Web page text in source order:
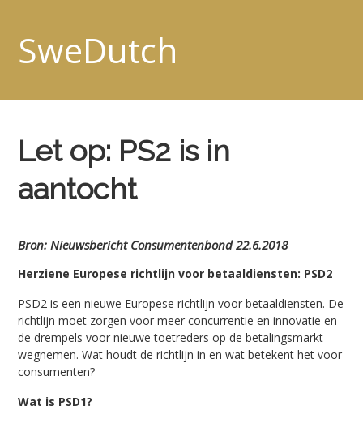
SweDutch
Let op: PS2 is in
aantocht
Bron: Nieuwsbericht Consumentenbond 22.6.2018
Herziene Europese richtlijn voor betaaldiensten: PSD2
PSD2 is een nieuwe Europese richtlijn voor betaaldiensten. De
richtlijn moet zorgen voor meer concurrentie en innovatie en
de drempels voor nieuwe toetreders op de betalingsmarkt
wegnemen. Wat houdt de richtlijn in en wat betekent het voor
consumenten?
Wat is PSD1?